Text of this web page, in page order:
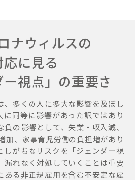
ナウィルスの
応に見る
ー視点」の重要さ
、多くの人に多大な影響を及ぼし
に同等に影響があった訳ではあり
の影響として、失業・収入減、
加、家事育児労働の負担増があり
しがちなリスクを「ジェンダー視
漏れなく対処していくことは重要
ある非正規雇用を含む不安定な雇